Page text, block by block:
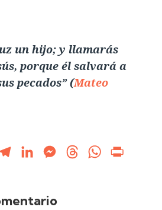
un hijo; y llamarás
porque él salvará a
pecados” (Mateo
TelegramLinkedInMessengerThreadsWhatsApp